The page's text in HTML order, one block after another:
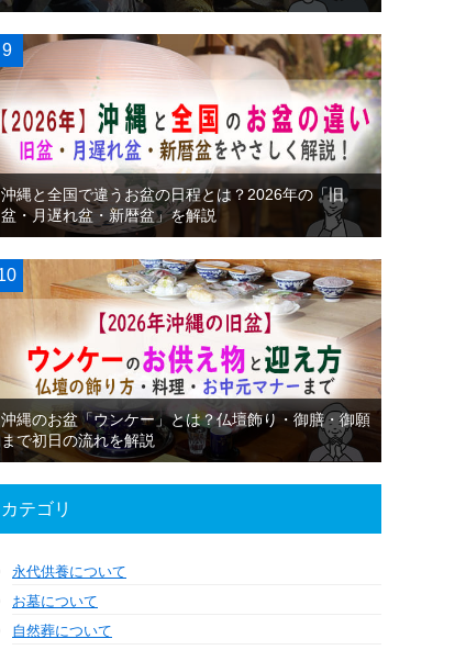
沖縄と全国で違うお盆の日程とは？2026年の「旧
盆・月遅れ盆・新暦盆」を解説
沖縄のお盆「ウンケー」とは？仏壇飾り・御膳・御願
まで初日の流れを解説
カテゴリ
永代供養について
お墓について
自然葬について